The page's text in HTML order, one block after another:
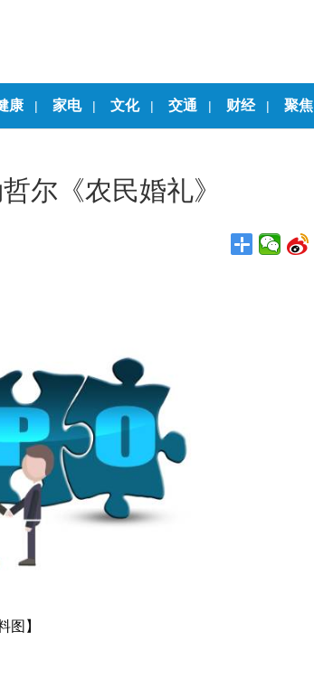
康 | 家电 | 文化 | 交通 | 财经 | 聚焦
尔《农民婚礼》
图】